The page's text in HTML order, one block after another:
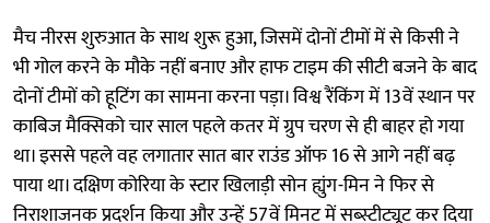
मैच नीरस शुरुआत के साथ शुरू हुआ, जिसमें दोनों टीमों में से किसी ने
भी गोल करने के मौके नहीं बनाए और हाफ टाइम की सीटी बजने के बाद
दोनों टीमों को हूटिंग का सामना करना पड़ा। विश्व रैंकिंग में 13वें स्थान पर
काबिज मैक्सिको चार साल पहले कतर में ग्रुप चरण से ही बाहर हो गया
था। इससे पहले वह लगातार सात बार राउंड ऑफ 16 से आगे नहीं बढ़
पाया था। दक्षिण कोरिया के स्टार खिलाड़ी सोन ह्युंग-मिन ने फिर से
निराशाजनक प्रदर्शन किया और उन्हें 57वें मिनट में सब्स्टीट्यूट कर दिया